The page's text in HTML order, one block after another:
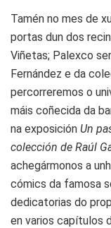
Tamén no mes de
portas dun dos
Viñetas; Palexco
Fernández e da
percorreremos o
máis coñecida da
na exposición Un
colección de Raúl
achegármonos a
cómics da famosa
dedicatorias do
en varios capítulos